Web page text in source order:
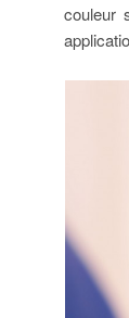
couleur